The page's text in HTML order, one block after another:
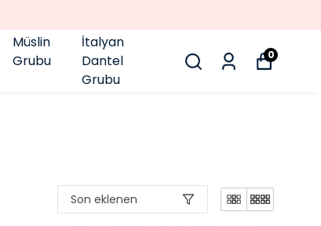
Müslin
Grubu
İtalyan
Dantel
Grubu
0
Son eklenen